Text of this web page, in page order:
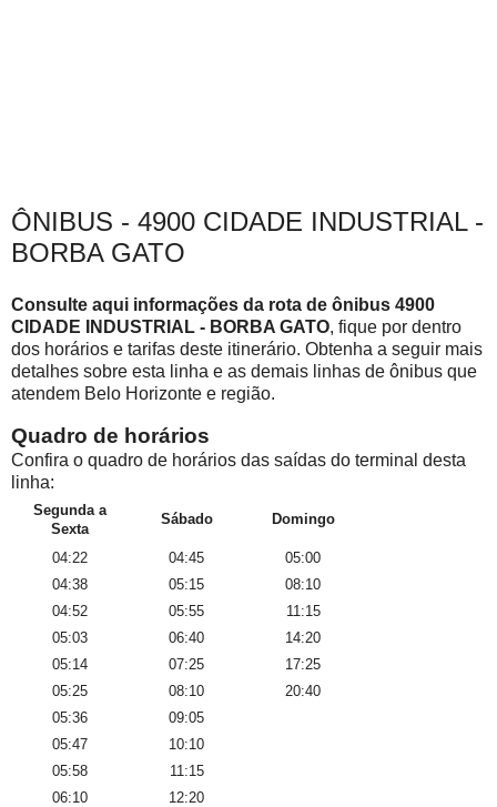
ÔNIBUS - 4900 CIDADE INDUSTRIAL -
BORBA GATO
Consulte aqui informações da rota de ônibus 4900
CIDADE INDUSTRIAL - BORBA GATO, fique por dentro
dos horários e tarifas deste itinerário. Obtenha a seguir mais
detalhes sobre esta linha e as demais linhas de ônibus que
atendem Belo Horizonte e região.
Quadro de horários
Confira o quadro de horários das saídas do terminal desta
linha:
Segunda a
Sexta
Sábado Domingo
04:22 04:45
05:00
04:38
05:15
08:10
04:52
05:55
11:15
05:03
06:40
14:20
05:14
07:25
17:25
05:25
08:10
20:40
05:36
09:05
05:47
10:10
05:58
11:15
06:10
12:20